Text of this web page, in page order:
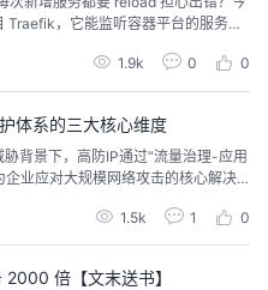
Traefik，它能监听容器平台的服务变
器。它最大的特点是动态服务发现
的服务变化，实时更新...
1.9k 0 0
体系的三大核心维度
背景下，高防IP通过“流量治理-应用
业应对大规模网络攻击的核心解决
1.5k 1 0
2000 倍【文末送书】